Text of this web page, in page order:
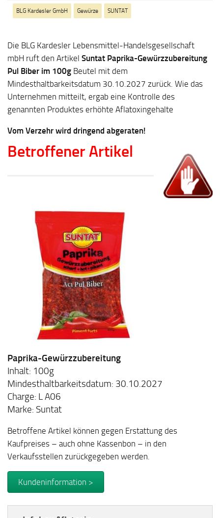
BLG Kardesler GmbH Gewürze SUNTAT
Die BLG Kardesler Lebensmittel-Handelsgesellschaft
mbH ruft den Artikel Suntat Paprika-Gewürzzubereitung
Pul Biber im 100g Beutel mit dem
Mindesthaltbarkeitsdatum 30.10.2027 zurück. Wie das
Unternehmen mitteilt, ergab eine Kontrolle des
genannten Produktes erhöhte Aflatoxingehalte
Vom Verzehr wird dringend abgeraten!
Betroffener Artikel
Paprika-Gewürzzubereitung
Inhalt: 100g
Mindesthaltbarkeitsdatum: 30.10.2027
Charge: L A06
Marke: Suntat
Betroffene Artikel können gegen Erstattung des
Kaufpreises – auch ohne Kassenbon – in den
Verkaufsstellen zurückgegeben werden.
Kundeninformation >